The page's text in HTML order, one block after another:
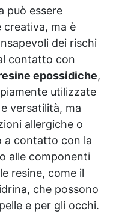
può essere
creativa, ma è
dei rischi
contatto con
epossidiche,
utilizzate
versatilità, ma
allergiche o
a contatto con la
alle componenti
resine, come il
che possono
e per gli occhi.